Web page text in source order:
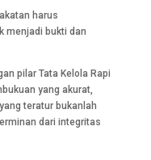
harus
menjadi bukti dan
pilar Tata Kelola Rapi
yang akurat,
teratur bukanlah
dari integritas